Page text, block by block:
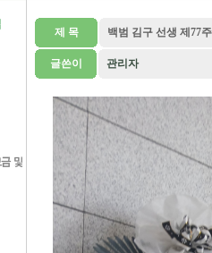
제 목 백범 김구 선생 제77
글쓴이 관리자